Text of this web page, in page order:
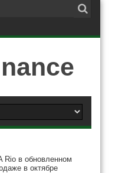
Rio в обновленном
в октябре